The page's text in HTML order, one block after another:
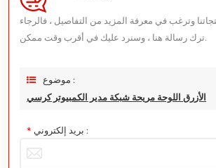
وترغب في معرفة المزيد من التفاصيل ، فالرجاء
ترك رسالة هنا ، وسنرد عليك في أقرب وقت ممكن.
موضوع :
الأزرق اللوحة مريحة شبكة مدير الكمبيوتر كرسي
* بريد إلكتروني :